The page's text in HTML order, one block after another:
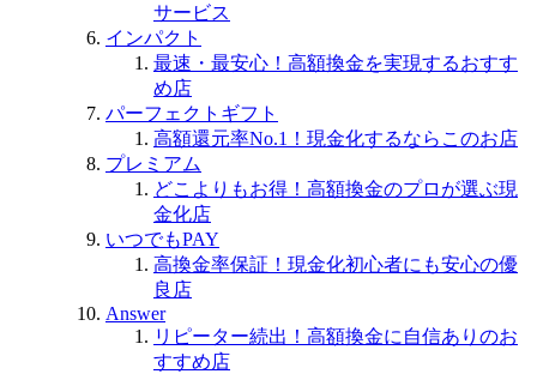
サービス
インパクト
最速・最安心！高額換金を実現するおすす
め店
パーフェクトギフト
高額還元率No.1！現金化するならこのお店
プレミアム
どこよりもお得！高額換金のプロが選ぶ現
金化店
いつでもPAY
高換金率保証！現金化初心者にも安心の優
良店
Answer
リピーター続出！高額換金に自信ありのお
すすめ店